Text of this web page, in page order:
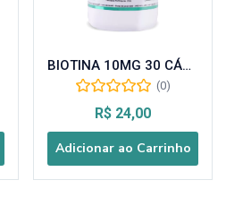
BIOTINA 10MG 30 CÁPSULAS
(0)
R$ 24,00
Adicionar ao Carrinho